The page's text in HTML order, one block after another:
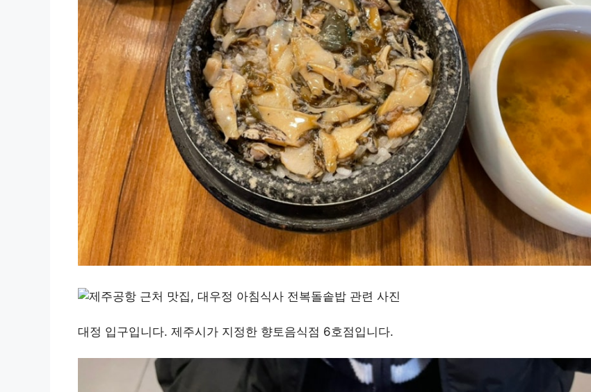
대정 입구입니다. 제주시가 지정한 향토음식점 6호점입니다.